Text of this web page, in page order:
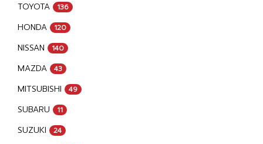
TOYOTA 136
HONDA 120
NISSAN 140
MAZDA 43
MITSUBISHI 49
SUBARU 11
SUZUKI 24